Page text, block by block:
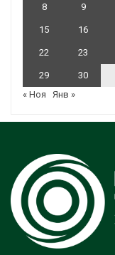
8 9
15 16
22 23
29 30
« Ноя
Янв »